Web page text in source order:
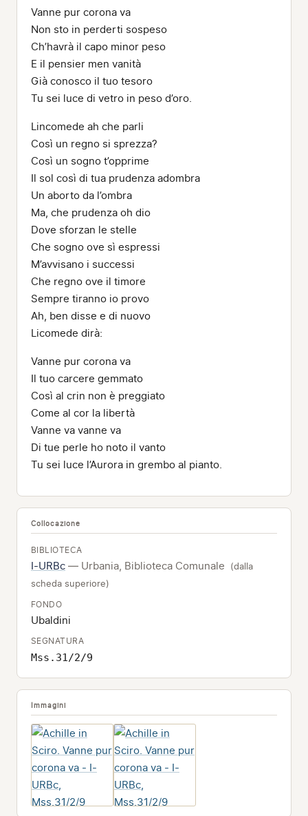
Vanne pur corona va
Non sto in perderti sospeso
Ch’havrà il capo minor peso
E il pensier men vanità
Già conosco il tuo tesoro
Tu sei luce di vetro in peso d’oro.
Lincomede ah che parli
Così un regno si sprezza?
Così un sogno t’opprime
Il sol così di tua prudenza adombra
Un aborto da l’ombra
Ma, che prudenza oh dio
Dove sforzan le stelle
Che sogno ove sì espressi
M’avvisano i successi
Che regno ove il timore
Sempre tiranno io provo
Ah, ben disse e di nuovo
Licomede dirà:
Vanne pur corona va
Il tuo carcere gemmato
Così al crin non è preggiato
Come al cor la libertà
Vanne va vanne va
Di tue perle ho noto il vanto
Tu sei luce l’Aurora in grembo al pianto.
Collocazione
BIBLIOTECA
I-URBc — Urbania, Biblioteca Comunale
(dalla
scheda superiore)
FONDO
Ubaldini
SEGNATURA
Mss.31/2/9
Immagini